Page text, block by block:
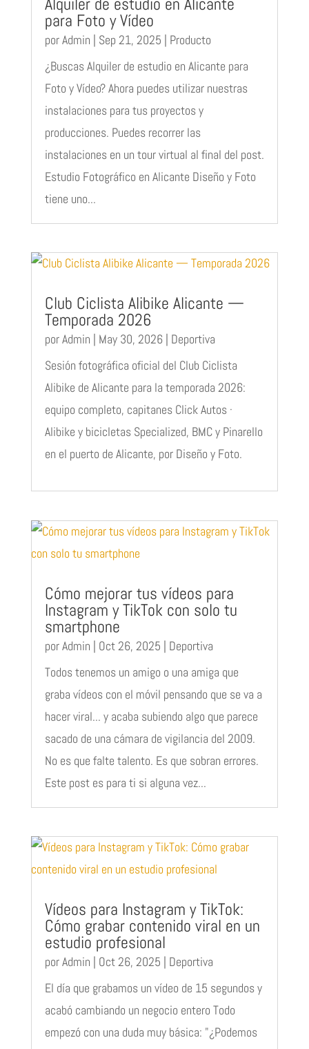
para Foto y Vídeo
porAdmin | Sep 21, 2025 | Producto
¿Buscas Alquiler de estudio en Alicante para
Foto y Vídeo? Ahora puedes utilizar nuestras
instalaciones para tus proyectos y
producciones. Puedes recorrer las
instalaciones en un tour virtual al final del post.
Estudio Fotográfico en Alicante Diseño y Foto
tiene uno...
Club Ciclista Alibike Alicante —
Temporada 2026
porAdmin | May 30, 2026| Deportiva
Sesión fotográfica oficial del Club Ciclista
Alibike de Alicante para la temporada 2026:
equipo completo, capitanes Click Autos ·
Alibike y bicicletas Specialized, BMC y Pinarello
en el puerto de Alicante, por Diseño y Foto.
Cómo mejorar tus vídeos para
Instagram y TikTok con solo tu
smartphone
porAdmin | Oct 26, 2025 | Deportiva
Todos tenemos un amigo o una amiga que
graba vídeos con el móvil pensando que se va a
hacer viral... y acaba subiendo algo que parece
sacado de una cámara de vigilancia del 2009.
No es que falte talento. Es que sobran errores.
Este post es para ti si alguna vez...
Vídeos para Instagram y TikTok:
Cómo grabar contenido viral en un
estudio profesional
porAdmin | Oct 26, 2025 | Deportiva
El día que grabamos un vídeo de 15 segundos y
acabó cambiando un negocio entero Todo
empezó con una duda muy básica: "¿Podemos